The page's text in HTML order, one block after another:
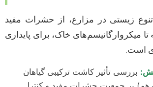
زیستی در مزارع، از حشرات مفید
میکروارگانیسم‌های خاک، برای پایداری
است.
بررسی تأثیر کاشت ترکیبی گیاهان